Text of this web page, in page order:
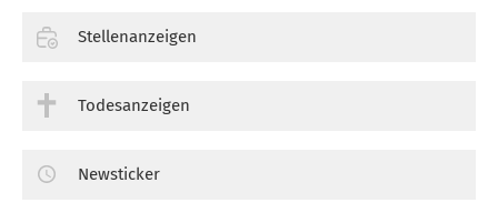
Stellenanzeigen
Todesanzeigen
Newsticker